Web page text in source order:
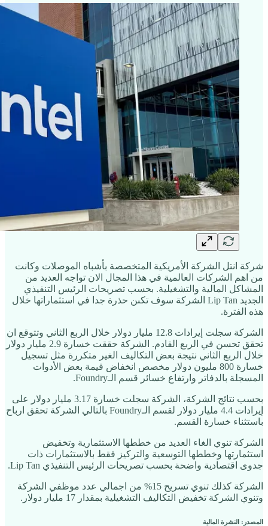
شركة انتل الشركة الأمريكية المتخصصة بأشباه الموصلات وكانت
من اهم الشركات العالمية في هذا المجال الان تواجه العديد من
المشاكل المالية والتشغيلية. بحسب تصريحات الرئيس التنفيذي
الجديد Lip Tan الشركة سوف تكىن حذرة جدا في استثماراتها خلال
هذه الفترة.
الشركة سجلت إيرادات 12.8 مليار دولار خلال الربع الثاني وتتوقع ان
تحقق تحسن في الربع القادم. الشركة حققت خسارة 2.9 مليار دولار
خلال الربع الثاني نتيجة بعض التكاليف الغير متكررة مثل تسجيل
خسارة 800 مليون دولار مخصص انخفاض قيمة بعض الأدوات
المسجلة بالدفاتر وارتفاع خسائر قسم الـFoundry.
بحسب نتائج الشركة، الشركة سجلت خسارة 3.17 مليار دولار على
إيرادات 4.4 مليار دولار لقسم الـFoundry بالتالي الشركة تحقق ارباح
باستثناء خسارة القسم.
الشركة تنوي الغاء العديد من خططها الاستثمارية وتخفيض
استثمارتها وخططها التوسعية والتركيز فقط بالاستثمارات ذات
جدوى اقتصادية واضحة بحسب تصريحات الرئيس التنفيذي Lip Tan.
الشركة كذلك تنوي تسريح 15% من اجمالي عدد موظفي الشركة
وتنوي الشركة تخفيض التكاليف التشغيلية بمقدار 17 مليار دولار.
المصدر: النشرة المالية